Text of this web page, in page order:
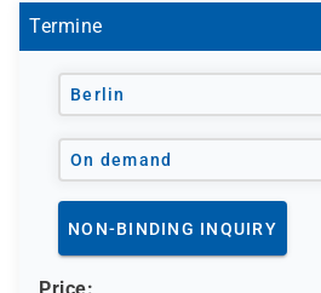
Termine
Berlin
On demand
NON-BINDING INQUIRY